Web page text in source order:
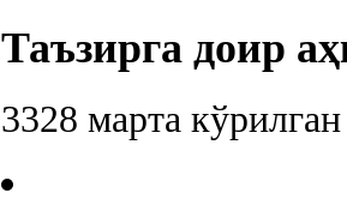
Таъзирга доир
3328 марта кўрилган